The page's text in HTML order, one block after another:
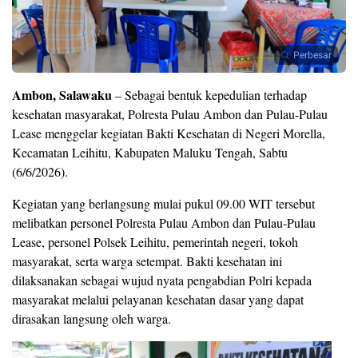
Perbesar
Ambon, Salawaku– Sebagai bentuk kepedulian terhadap
kesehatan masyarakat, Polresta Pulau Ambon dan Pulau-Pulau
Lease menggelar kegiatan Bakti Kesehatan di Negeri Morella,
Kecamatan Leihitu, Kabupaten Maluku Tengah, Sabtu
(6/6/2026).
Kegiatan yang berlangsung mulai pukul 09.00 WIT tersebut
melibatkan personel Polresta Pulau Ambon dan Pulau-Pulau
Lease, personel Polsek Leihitu, pemerintah negeri, tokoh
masyarakat, serta warga setempat. Bakti kesehatan ini
dilaksanakan sebagai wujud nyata pengabdian Polri kepada
masyarakat melalui pelayanan kesehatan dasar yang dapat
dirasakan langsung oleh warga.